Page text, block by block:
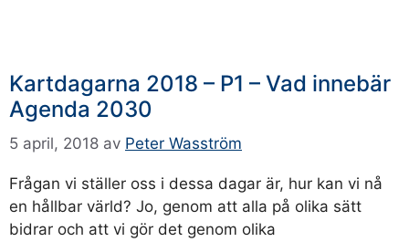
Kartdagarna 2018 – P1 – Vad innebär
Agenda 2030
5 april, 2018 av Peter Wasström
Frågan vi ställer oss i dessa dagar är, hur kan vi nå
en hållbar värld? Jo, genom att alla på olika sätt
bidrar och att vi gör det genom olika